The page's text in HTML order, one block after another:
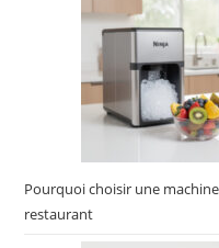
Pourquoi choisir une
restaurant